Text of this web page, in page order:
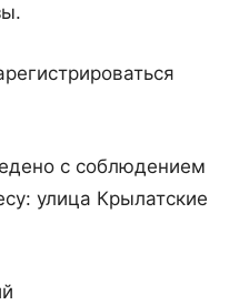
с соблюдением
улица Крылатские